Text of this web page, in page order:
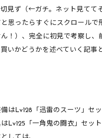
切見ず（←ガチ。ネット見てて
と思ったらすぐにスクロールで
！）、完全に初見で考察し、
買いかどうかを述べていく 記事
はLv128「迅雷のスーツ」セ
はLv125「一角鬼の闘衣」セッ